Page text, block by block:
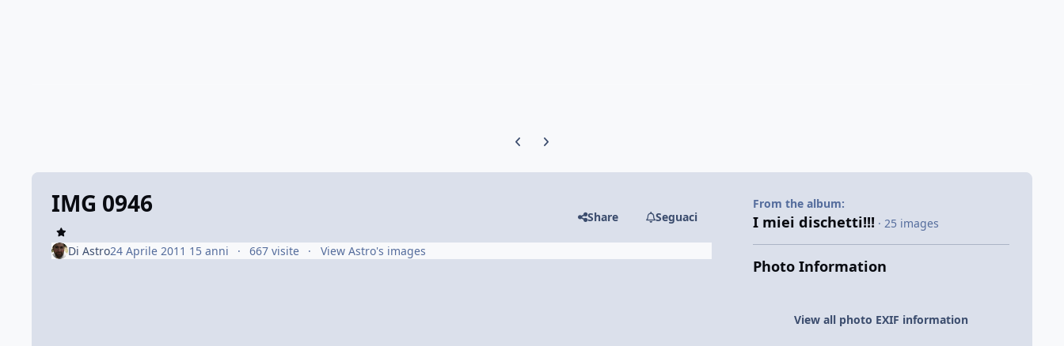
Previous carousel slide
Next carousel slide
IMG 0946 Share Seguaci
Di Astro24 Aprile 2011 15 anni 667 visite View Astro's images
From the album:
I miei dischetti!!! · 25 images
Photo Information
View all photo EXIF information